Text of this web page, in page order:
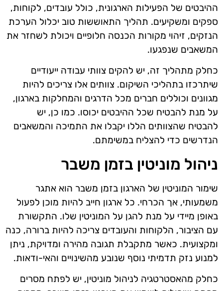
ההיבטים של הפעילות הארגונית, כולל עובדים, לקוחות,
ספקים ומשקיעים. תהליך התאוששות טוב יכלול הערכת
הנזקים, זיהוי מקורות הכנסה חלופיים ויכולת לשחזר את
המשאבים שנפגעו.
כחלק מתהליך זה, יש להקים צוותי עבודה ייעודיים
שיתרכזו בתהליכי השיקום. צוותים אלו צריכים להיות
מגוונים וכוללים חברים מכל הדרגים והמחלקות בארגון,
על מנת להבטיח שכל ההיבטים יכוסו. כמו כן, יש
להבטיח שהצוותים הללו יקבלו את התמיכה והמשאבים
הנדרשים כדי להצליח במשימתם.
ניהול מוניטין בזמן משבר
שימור המוניטין של הארגון בזמן משבר הוא אתגר
משמעותי, אך הכרחי. כל ארגון חייב להיות מוכן לפעול
באופן מיידי על מנת להגן על המוניטין שלו. התקשורת
עם הציבור, הלקוחות והעובדים צריכה להיות ברורה, כנה
ומקצועית. כאשר מתקבלת תגובה מהירה ומדויקת, ניתן
למנוע נזק תדמיתי נוסף שנובע מהשינויים והאי-ודאות.
כחלק מהאסטרטגיה לניהול מוניטין, יש לפתח מסרים